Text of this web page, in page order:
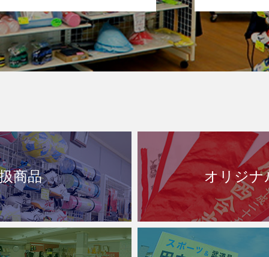
商品 オリジナ